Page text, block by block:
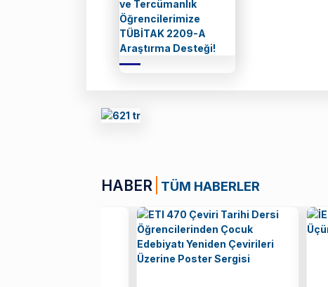
HABER TÜM HABERLER